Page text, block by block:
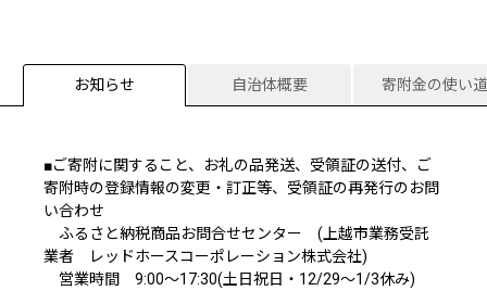
お知らせ 自治体概要 寄附金の使い道
■ご寄附に関すること、お礼の品発送、受領証の送付、ご
寄附時の登録情報の変更・訂正等、受領証の再発行のお問
い合わせ
ふるさと納税商品お問合せセンター (上越市業務受託
業者 レッドホースコーポレーション株式会社)
営業時間 9:00～17:30(土日祝日・12/29～1/3休み)